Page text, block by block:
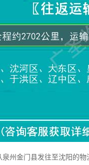
州金门县发往至沈阳的